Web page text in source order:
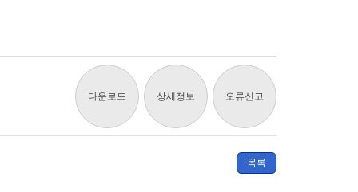
다운로드 상세정보 오류신고
목록